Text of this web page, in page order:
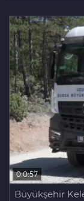
0:0:57
Büyükşehir